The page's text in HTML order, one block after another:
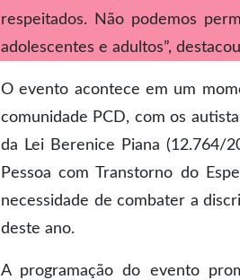
respeitados. Não podemos
adolescentes e adultos”,
O evento acontece em um
comunidade PCD, com os
da Lei Berenice Piana (12.764/
Pessoa com Transtorno do
necessidade de combater a
deste ano.
A programação do evento